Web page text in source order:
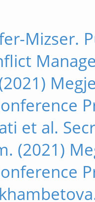
Mizser.
et al.
(2021)